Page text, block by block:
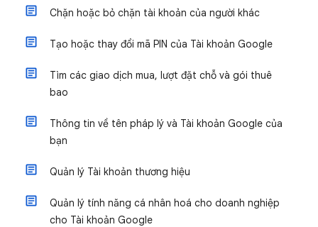
Chặn hoặc bỏ chặn tài khoản của người khác
Tạo hoặc thay đổi mã PIN của Tài khoản Google
Tìm các giao dịch mua, lượt đặt chỗ và gói thuê
bao
Thông tin về tên pháp lý và Tài khoản Google của
bạn
Quản lý Tài khoản thương hiệu
Quản lý tính năng cá nhân hoá cho doanh nghiệp
cho Tài khoản Google